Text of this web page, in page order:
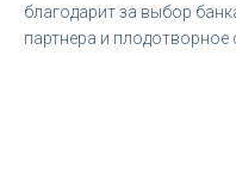
благодарит за выбор
партнера и плодотворное